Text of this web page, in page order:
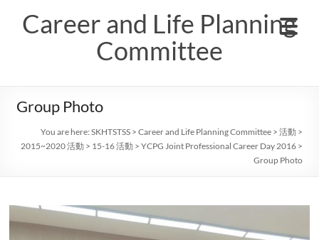
contentCareer and Life Planning
Committee
Group Photo
You are here:SKHTSTSS >Career and Life Planning Committee >活動 >
2015~2020 活動 > 15-16 活動 >YCPG Joint Professional Career Day 2016 >
Group Photo